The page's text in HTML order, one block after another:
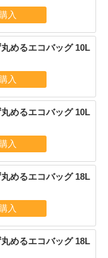
めるエコバッグ 10L
めるエコバッグ 10L
めるエコバッグ 18L
めるエコバッグ 18L